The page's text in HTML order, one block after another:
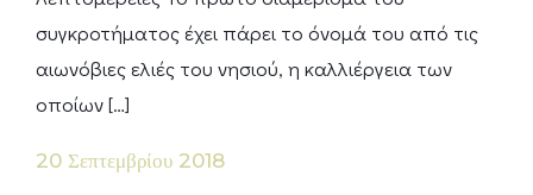
συγκροτήματος έχει πάρει το όνομά του από τις
αιωνόβιες ελιές του νησιού, η καλλιέργεια των
οποίων […]
20 Σεπτεμβρίου 2018